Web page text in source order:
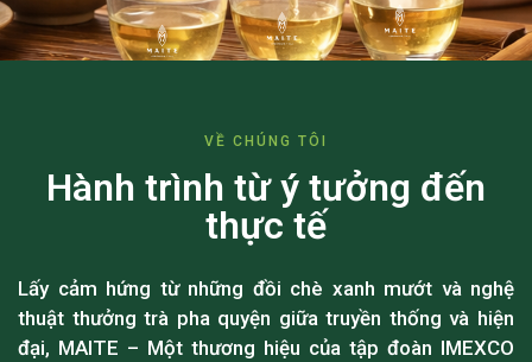
VỀ CHÚNG TÔI
Hành trình từ ý tưởng đến
thực tế
Lấy cảm hứng từ những đồi chè xanh mướt và nghệ
thuật thưởng trà pha quyện giữa truyền thống và hiện
đại, MAITE – Một thương hiệu của tập đoàn IMEXCO